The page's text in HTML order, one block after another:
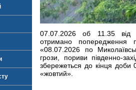
07.07.2026 об 11.35 від
отримано попередження
«08.07.2026 по
грози, пориви південно-
збережеться до кінця доби
«жовтий».